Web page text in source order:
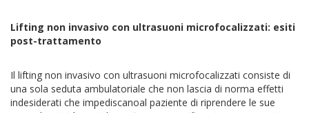
Lifting non invasivo con ultrasuoni microfocalizzati: esiti
post-trattamento
Il lifting non invasivo con ultrasuoni microfocalizzati consiste di
una sola seduta ambulatoriale che non lascia di norma effetti
indesiderati che impediscanoal paziente di riprendere le sue